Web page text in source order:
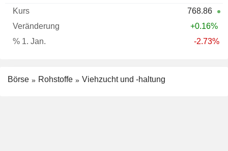
768.86
+0.16%
-2.73%
Börse Rohstoffe Viehzucht und -haltung